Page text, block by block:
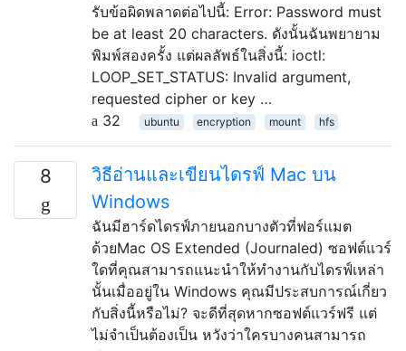
รับข้อผิดพลาดต่อไปนี้: Error: Password must
be at least 20 characters. ดังนั้นฉันพยายาม
พิมพ์สองครั้ง แต่ผลลัพธ์ในสิ่งนี้: ioctl:
LOOP_SET_STATUS: Invalid argument,
requested cipher or key …
32
ubuntu encryption mount hfs
8
วิธีอ่านและเขียนไดรฟ์ Mac บน
Windows
ฉันมีฮาร์ดไดรฟ์ภายนอกบางตัวที่ฟอร์แมต
ด้วยMac OS Extended (Journaled) ซอฟต์แวร์
ใดที่คุณสามารถแนะนำให้ทำงานกับไดรฟ์เหล่า
นั้นเมื่ออยู่ใน Windows คุณมีประสบการณ์เกี่ยว
กับสิ่งนี้หรือไม่? จะดีที่สุดหากซอฟต์แวร์ฟรี แต่
ไม่จำเป็นต้องเป็น หวังว่าใครบางคนสามารถ